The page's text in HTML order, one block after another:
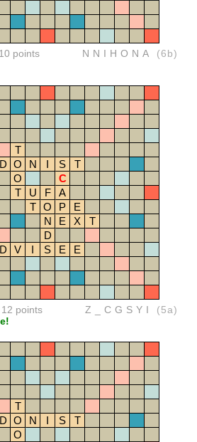
points NNIHONA (6b)
T
D O N I S
T
O
C
T
U F
A
T
O P
E
N
E X
T
D
D V I S E E
points
Z_CGSYI (5a)
T
D O N I S
T
O